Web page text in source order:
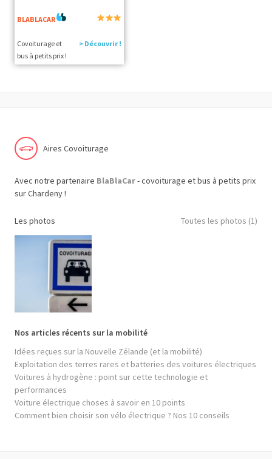
BLABLACAR
Covoiturage et
bus à petits prix !
> Découvrir !
Aires Covoiturage
Avec notre partenaire BlaBlaCar- covoiturage et bus à petits prix
sur Chardeny !
Les photos Toutes les photos (1)
Nos articles récents sur la mobilité
Idées reçues sur la Nouvelle Zélande (et la mobilité)
Exploitation des terres rares et batteries des voitures électriques
Voitures à hydrogène : point sur cette technologie et
performances
Voiture électrique choses à savoir en 10 points
Comment bien choisir son vélo électrique ? Nos 10 conseils